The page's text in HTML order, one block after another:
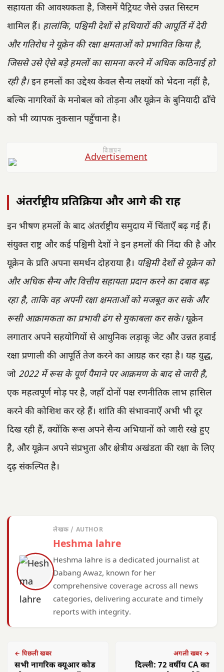
सहायता की आवश्यकता है, जिसमें पैट्रियट जैसे उन्नत सिस्टम
शामिल हैं। हालांकि, पश्चिमी देशों से हथियारों की आपूर्ति में देरी
और गतिरोध ने यूक्रेन की रक्षा क्षमताओं को प्रभावित किया है,
जिससे उसे ऐसे बड़े हमलों का सामना करने में अधिक कठिनाई हो
रही है।इन हमलों का उद्देश्य केवल सैन्य लक्ष्यों को भेदना नहीं है,
बल्कि नागरिकों के मनोबल को तोड़ना और यूक्रेन के बुनियादी ढाँचे
को भी व्यापक नुकसान पहुँचाना है।
विज्ञापन
अंतर्राष्ट्रीय प्रतिक्रिया और आगे की राह
इन भीषण हमलों के बाद अंतर्राष्ट्रीय समुदाय में चिंताएँ बढ़ गई हैं।
संयुक्त राष्ट्र और कई पश्चिमी देशों ने इन हमलों की निंदा की है और
यूक्रेन के प्रति अपना समर्थन दोहराया है। पश्चिमी देशों से यूक्रेन को
और अधिक सैन्य और वित्तीय सहायता प्रदान करने का दबाव बढ़
रहा है, ताकि वह अपनी रक्षा क्षमताओं को मजबूत कर सके और
रूसी आक्रामकता का प्रभावी ढंग से मुकाबला कर सके।यूक्रेन
लगातार अपने सहयोगियों से आधुनिक लड़ाकू जेट और उन्नत हवाई
रक्षा प्रणाली की आपूर्ति तेज करने का आग्रह कर रहा है। यह युद्ध,
जो 2022 में रूस के पूर्ण पैमाने पर आक्रमण के बाद से जारी है,
एक महत्वपूर्ण मोड़ पर है, जहाँ दोनों पक्ष रणनीतिक लाभ हासिल
करने की कोशिश कर रहे हैं। शांति की संभावनाएँ अभी भी दूर
दिख रही हैं, क्योंकि रूस अपने सैन्य अभियानों को जारी रखे हुए
है, और यूक्रेन अपने संप्रभुता और क्षेत्रीय अखंडता की रक्षा के लिए
दृढ़ संकल्पित है।
लेखक / AUTHOR
Heshma lahre
Heshma lahre is a dedicated journalist at
Dabang Awaz, known for her
comprehensive coverage across all news
categories, delivering accurate and timely
reports with integrity.
← पिछली खबर
सभी नागरिक क्यूआर कोड
अगली खबर →
दिल्ली: 72 वर्षीय CA का